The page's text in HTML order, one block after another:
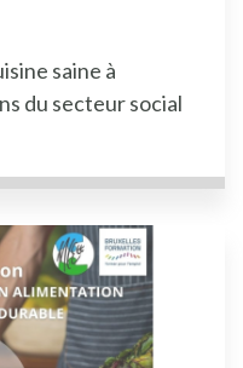
saine à
du secteur social